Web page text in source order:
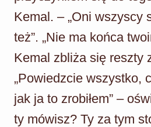
Kemal. – „Oni wszyscy
też”. „Nie ma końca
Kemal zbliża się reszty
„Powiedzcie wszystko,
jak ja to zrobiłem” –
ty mówisz? Ty za tym